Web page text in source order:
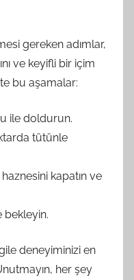
gereken adımlar,
ve keyifli bir içim
bu aşamalar:
ile doldurun.
tütünle
kapatın ve
bekleyin.
deneyiminizi en
her şey